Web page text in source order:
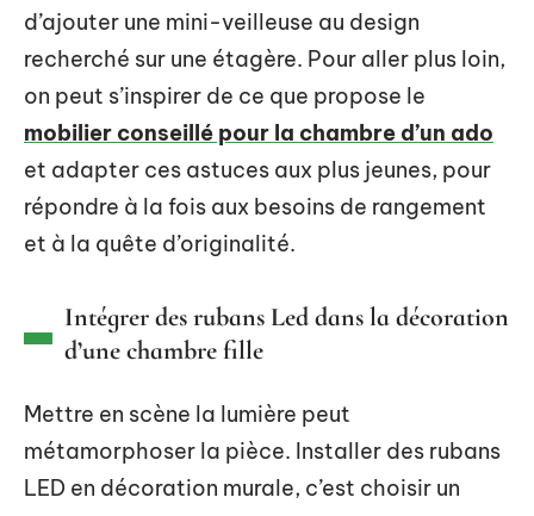
d’ajouter une mini-veilleuse au design
recherché sur une étagère. Pour aller plus loin,
on peut s’inspirer de ce que propose le
mobilier conseillé pour la chambre d’un ado
et adapter ces astuces aux plus jeunes, pour
répondre à la fois aux besoins de rangement
et à la quête d’originalité.
Intégrer des rubans Led dans la décoration
d’une chambre fille
Mettre en scène la lumière peut
métamorphoser la pièce. Installer des rubans
LED en décoration murale, c’est choisir un